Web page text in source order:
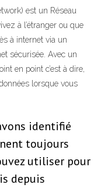
est un Réseau
à l’étranger ou que
à internet via un
sécurisée. Avec un
en point c’est à dire,
lorsque vous
identifié
toujours
utiliser pour
depuis